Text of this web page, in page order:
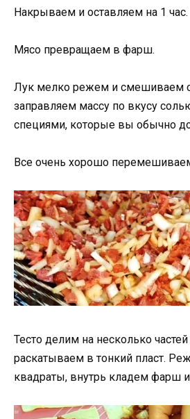
Накрываем и оставляем на 1 час.
Мясо превращаем в фарш.
Лук мелко режем и смешиваем
заправляем массу по вкусу
специями, которые вы обычно
Все очень хорошо
Тесто делим на несколько
раскатываем в тонкий пласт.
квадраты, внутрь кладем фарш